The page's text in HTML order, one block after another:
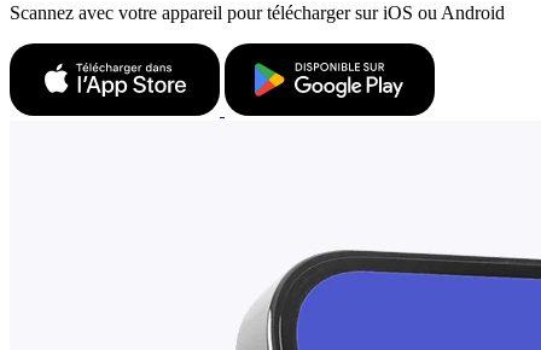
Scannez avec votre appareil pour télécharger sur iOS ou Android